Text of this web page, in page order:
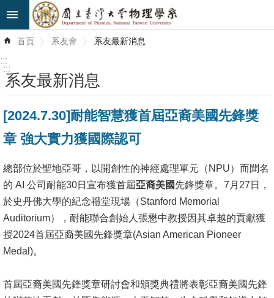
跳到主要內容區塊
階
最
新
消
息
系
所
簡
介
系
成
首頁 系友會 系友最新消息
:::
:::
系友最新消息
[2024.7.30]耐能智慧獲首屆亞裔美國先鋒獎
章 強大實力獲國際認可
總部位於聖地亞哥，以開創性的神經處理單元（NPU）而聞名
的 AI 公司耐能30日宣布獲首屆亞裔美國先鋒獎章。7月27日，
於史丹佛大學的紀念禮堂現場（Stanford Memorial
Auditorium），耐能聯合創始人張懋中教授因其卓越的貢獻獲
授2024首屆亞裔美國先鋒獎章(Asian American Pioneer
Medal)。
首屆亞裔美國先鋒獎章研討會和頒獎典禮將表彰亞裔美國先鋒